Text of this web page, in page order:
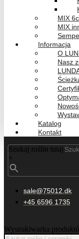
MIX
MIX
Informacja
O
Nasz
Katalog
Kontakt
Szukaj roślin tutaj
×
sale@75012.dk
+45 6596 1735
Wyszukiwarka